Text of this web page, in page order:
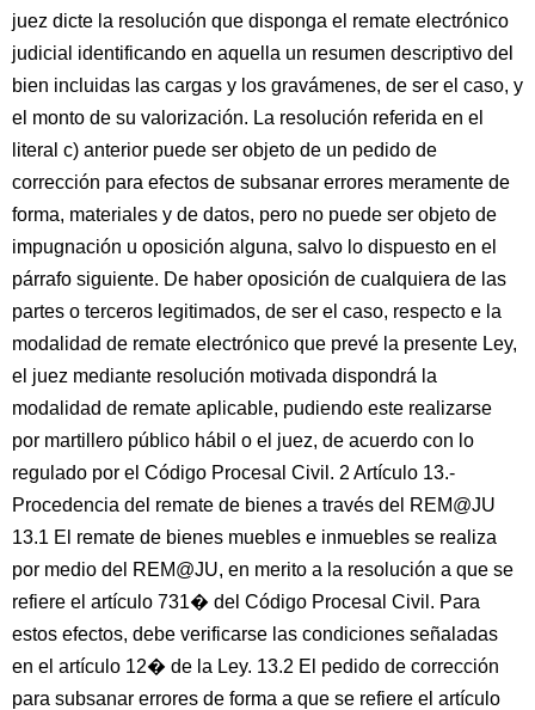
juez dicte la resolución que disponga el remate electrónico
judicial identificando en aquella un resumen descriptivo del
bien incluidas las cargas y los gravámenes, de ser el caso, y
el monto de su valorización. La resolución referida en el
literal c) anterior puede ser objeto de un pedido de
corrección para efectos de subsanar errores meramente de
forma, materiales y de datos, pero no puede ser objeto de
impugnación u oposición alguna, salvo lo dispuesto en el
párrafo siguiente. De haber oposición de cualquiera de las
partes o terceros legitimados, de ser el caso, respecto e la
modalidad de remate electrónico que prevé la presente Ley,
el juez mediante resolución motivada dispondrá la
modalidad de remate aplicable, pudiendo este realizarse
por martillero público hábil o el juez, de acuerdo con lo
regulado por el Código Procesal Civil. 2 Artículo 13.-
Procedencia del remate de bienes a través del REM@JU
13.1 El remate de bienes muebles e inmuebles se realiza
por medio del REM@JU, en merito a la resolución a que se
refiere el artículo 731� del Código Procesal Civil. Para
estos efectos, debe verificarse las condiciones señaladas
en el artículo 12� de la Ley. 13.2 El pedido de corrección
para subsanar errores de forma a que se refiere el artículo